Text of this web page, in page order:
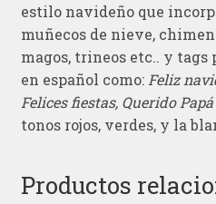
estilo navideño que
muñecos de nieve,
magos, trineos etc.. y tags
en español como:Feliz
Felices fiestas, Querido
tonos rojos, verdes, y la
Productos